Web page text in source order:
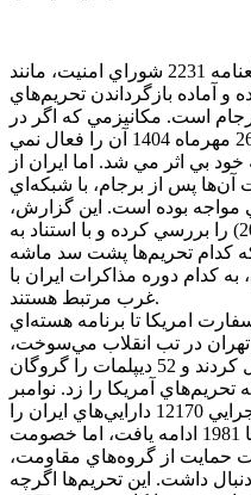
مکانيزم ماشه، بخشي از قطعنامه 2231 شوراي امنيت، مانند
و آماده بازگرداندن تحريم‌هاي
است. مکانيزمي که اگر در
شرايطي فرضي، اروپايي ها تا 26 مهرماه 1404 آن را فعال نمي
خود بي اثر مي شد. اما ايران از
تعليق موقت آن‌ها پس از برجام، با شبکه‌اي
مواجه بوده است. اين گزارش،
تحريم‌هاي 1370 تا 1396 (1991-2017) را بررسي کرده و با استناد به
کدام تحريم‌ها پشت سد ماشه
کدام دوره مذاکرات ايران با
غرب مرتبط هستند.
امريکا تا برنامه هسته‌اي
حالي که تهران در تب انقلاب مي‌سوخت،
دانشجويان سفارت آمريکا را اشغال کردند و 52 ديپلمات را گروگان
تحريم‌هاي آمريکا را زد. نوامبر
1979، جيمي کارتر با فرمان اجرايي 12170 دارايي‌هاي ايران را
مسدود کرد. اين تحريم‌ها اگرچه تا 1981 ادامه يافت، اما خصومت
1360، اتهامات حمايت از گروه‌هاي مقاومت،
جديدي را در 1987 به دنبال داشت. اين تحريم‌ها اگرچه